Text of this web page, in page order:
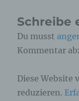
Schreibe
Du musst
Kommentar
Diese Website
reduzieren.